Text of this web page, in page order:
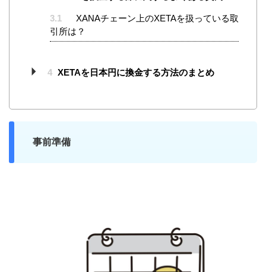
3.1
XANAチェーン上のXETAを扱っている取
引所は？
4 XETAを日本円に換金する方法のまとめ
事前準備